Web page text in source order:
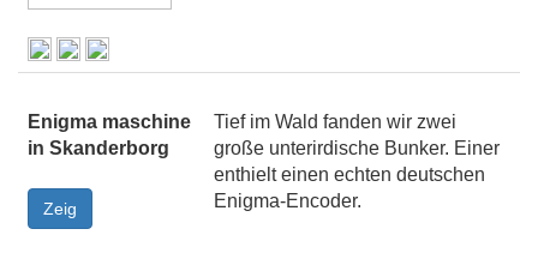
Enigma maschine
in Skanderborg
Tief im Wald fanden wir zwei
große unterirdische Bunker. Einer
enthielt einen echten deutschen
Enigma-Encoder.